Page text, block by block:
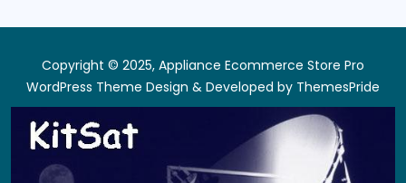
Copyright © 2025, Appliance Ecommerce Store Pro
WordPress Theme Design & Developed by ThemesPride